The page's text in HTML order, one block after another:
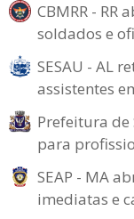
CBMRR - RR
soldados e
SESAU - AL
assistentes
Prefeitura de
para
SEAP - MA
imediatas e